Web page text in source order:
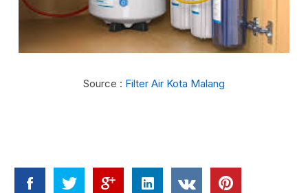
Source : Filter Air Kota Malang